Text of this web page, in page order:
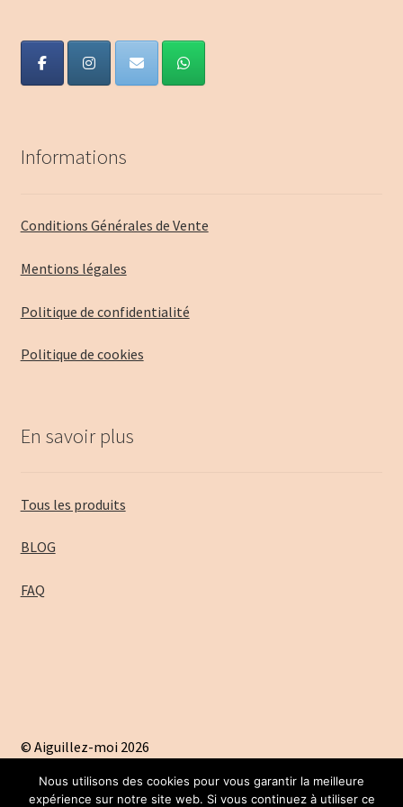
Informations
Conditions Générales de Vente
Mentions légales
Politique de confidentialité
Politique de cookies
En savoir plus
Tous les produits
BLOG
FAQ
© Aiguillez-moi 2026
Nous utilisons des cookies pour vous garantir la meilleure
expérience sur notre site web. Si vous continuez à utiliser ce